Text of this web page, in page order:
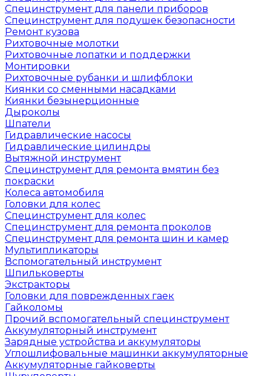
Специнструмент для панели приборов
Специнструмент для подушек безопасности
Ремонт кузова
Рихтовочные молотки
Рихтовочные лопатки и поддержки
Монтировки
Рихтовочные рубанки и шлифблоки
Киянки со сменными насадками
Киянки безынерционные
Дыроколы
Шпатели
Гидравлические насосы
Гидравлические цилиндры
Вытяжной инструмент
Специнструмент для ремонта вмятин без
покраски
Колеса автомобиля
Головки для колес
Специнструмент для колес
Специнструмент для ремонта проколов
Специнструмент для ремонта шин и камер
Мультипликаторы
Вспомогательный инструмент
Шпильковерты
Экстракторы
Головки для поврежденных гаек
Гайколомы
Прочий вспомогательный специнструмент
Аккумуляторный инструмент
Зарядные устройства и аккумуляторы
Углошлифовальные машинки аккумуляторные
Аккумуляторные гайковерты